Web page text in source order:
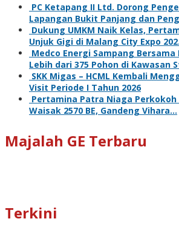
PC Ketapang II Ltd. Dorong
Lapangan Bukit Panjang dan
Dukung UMKM Naik Kelas,
Unjuk Gigi di Malang City Expo
Medco Energi Sampang
Lebih dari 375 Pohon di Kawasan
SKK Migas – HCML Kembali
Visit Periode I Tahun 2026
Pertamina Patra Niaga
Waisak 2570 BE, Gandeng Vihara…
Majalah GE Terbaru
Terkini